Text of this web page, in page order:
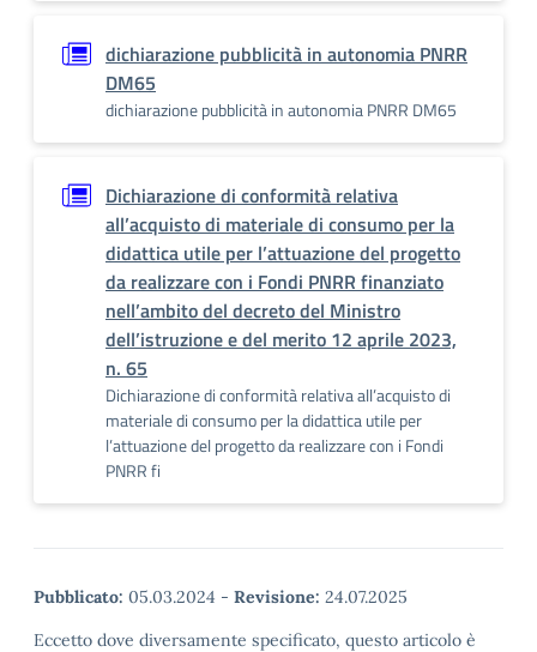
dichiarazione pubblicità in autonomia PNRR
DM65
dichiarazione pubblicità in autonomia PNRR DM65
Dichiarazione di conformità relativa
all’acquisto di materiale di consumo per la
didattica utile per l’attuazione del progetto
da realizzare con i Fondi PNRR finanziato
nell’ambito del decreto del Ministro
dell’istruzione e del merito 12 aprile 2023,
n. 65
Dichiarazione di conformità relativa all’acquisto di
materiale di consumo per la didattica utile per
l’attuazione del progetto da realizzare con i Fondi
PNRR fi
Pubblicato: 05.03.2024 - Revisione: 24.07.2025
Eccetto dove diversamente specificato, questo articolo è